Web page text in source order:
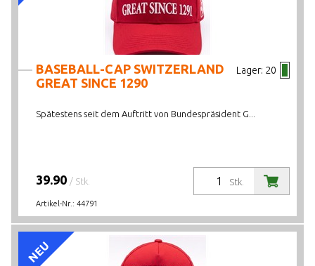
AKTIONEN/NEUHEITEN/HIGHLIGHTS
LAGERBESTAND
Lager: 20
BASEBALL-CAP SWITZERLAND
GREAT SINCE 1290
Spätestens seit dem Auftritt von Bundespräsident G...
Stk.
39.90 / Stk.
Artikel-Nr.: 44791
NEU